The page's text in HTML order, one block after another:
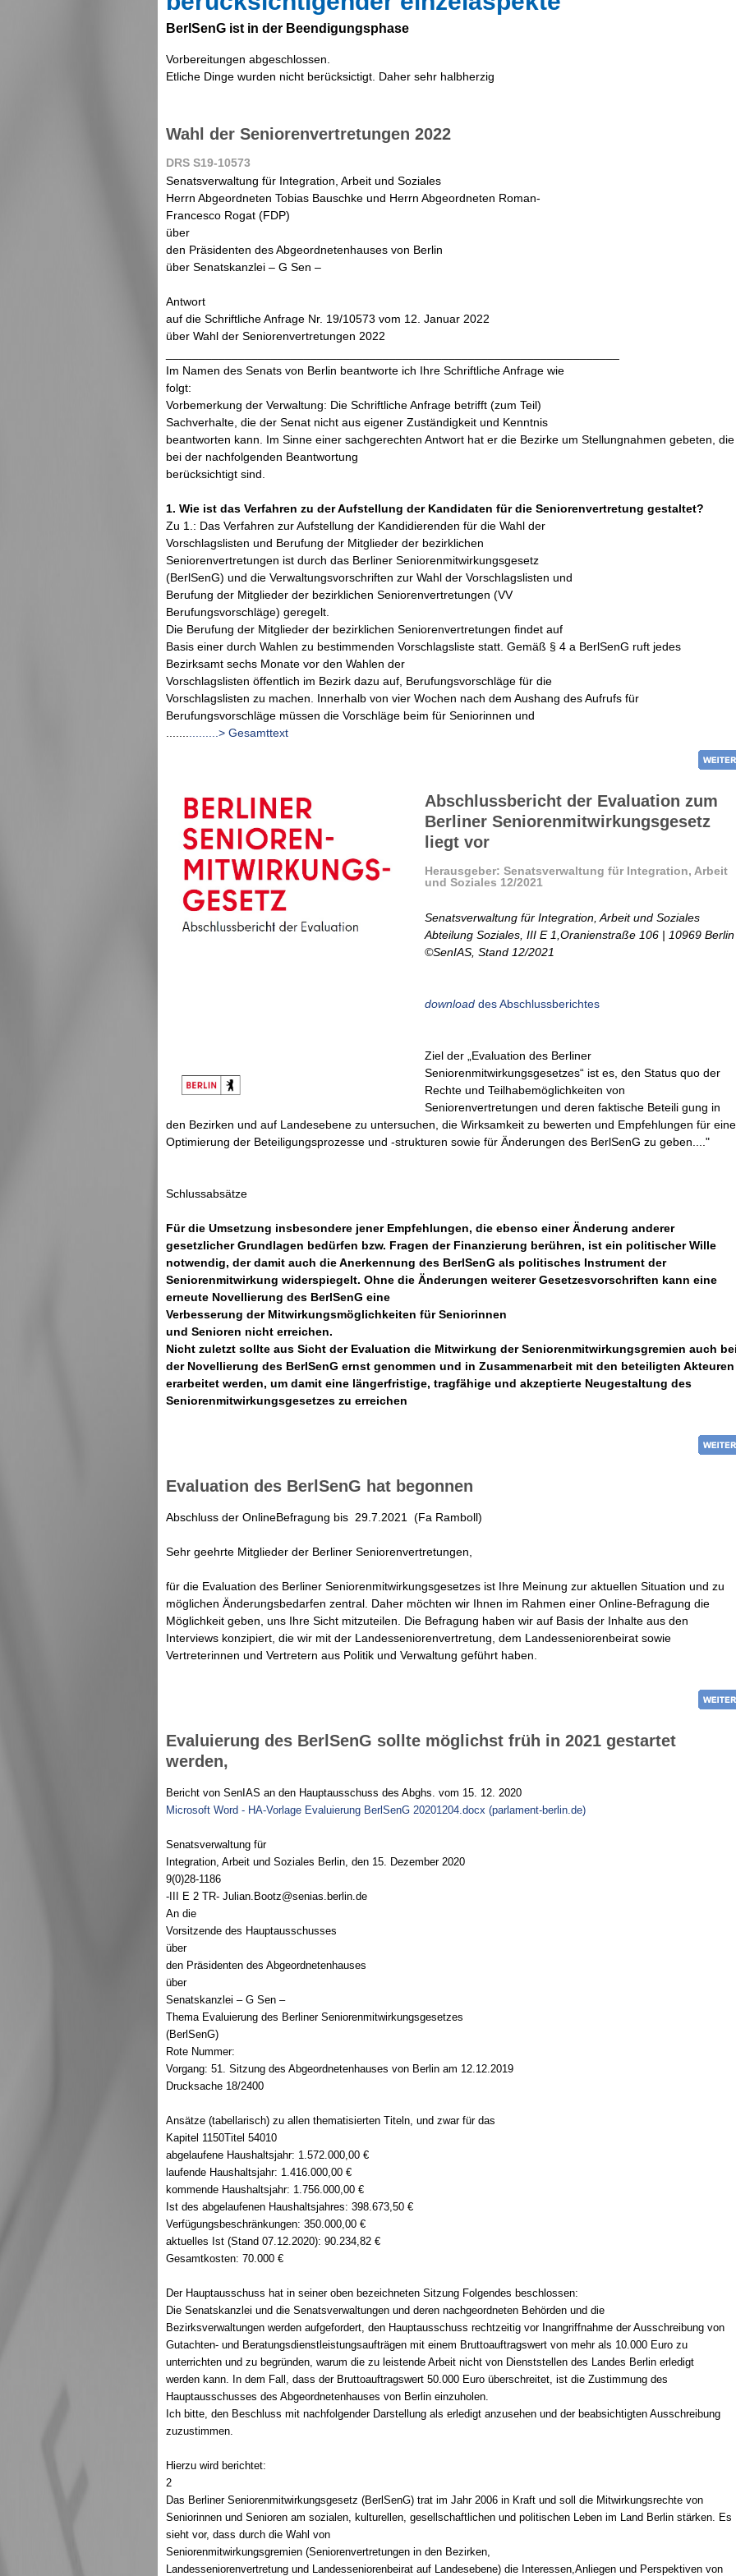
BerlSenG ist in der Beendigungsphase
Vorbereitungen abgeschlossen.
Etliche Dinge wurden nicht berücksictigt. Daher sehr halbherzig
Wahl der Seniorenvertretungen 2022
DRS S19-10573
Senatsverwaltung für Integration, Arbeit und Soziales
Herrn Abgeordneten Tobias Bauschke und Herrn Abgeordneten Roman-
Francesco Rogat (FDP)
über
den Präsidenten des Abgeordnetenhauses von Berlin
über Senatskanzlei – G Sen –
Antwort
auf die Schriftliche Anfrage Nr. 19/10573 vom 12. Januar 2022
über Wahl der Seniorenvertretungen 2022
Im Namen des Senats von Berlin beantworte ich Ihre Schriftliche Anfrage wie
folgt:
Vorbemerkung der Verwaltung: Die Schriftliche Anfrage betrifft (zum Teil)
Sachverhalte, die der Senat nicht aus eigener Zuständigkeit und Kenntnis
beantworten kann. Im Sinne einer sachgerechten Antwort hat er die Bezirke um Stellungnahmen gebeten, die
bei der nachfolgenden Beantwortung
berücksichtigt sind.
1. Wie ist das Verfahren zu der Aufstellung der Kandidaten für die Seniorenvertretung gestaltet?
Zu 1.: Das Verfahren zur Aufstellung der Kandidierenden für die Wahl der
Vorschlagslisten und Berufung der Mitglieder der bezirklichen
Seniorenvertretungen ist durch das Berliner Seniorenmitwirkungsgesetz
(BerlSenG) und die Verwaltungsvorschriften zur Wahl der Vorschlagslisten und
Berufung der Mitglieder der bezirklichen Seniorenvertretungen (VV
Berufungsvorschläge) geregelt.
Die Berufung der Mitglieder der bezirklichen Seniorenvertretungen findet auf
Basis einer durch Wahlen zu bestimmenden Vorschlagsliste statt. Gemäß § 4 a BerlSenG ruft jedes
Bezirksamt sechs Monate vor den Wahlen der
Vorschlagslisten öffentlich im Bezirk dazu auf, Berufungsvorschläge für die
Vorschlagslisten zu machen. Innerhalb von vier Wochen nach dem Aushang des Aufrufs für
Berufungsvorschläge müssen die Vorschläge beim für Seniorinnen und
.........> Gesamttext
Abschlussbericht der Evaluation zum
Berliner Seniorenmitwirkungsgesetz
liegt vor
Herausgeber: Senatsverwaltung für Integration, Arbeit
und Soziales 12/2021
Senatsverwaltung für Integration, Arbeit und Soziales
Abteilung Soziales, III E 1,Oranienstraße 106 | 10969 Berlin
©SenIAS, Stand 12/2021
download des Abschlussberichtes
Ziel der „Evaluation des Berliner
Seniorenmitwirkungsgesetzes“ ist es, den Status quo der
Rechte und Teilhabemöglichkeiten von
Seniorenvertretungen und deren faktische Beteili gung in
den Bezirken und auf Landesebene zu untersuchen, die Wirksamkeit zu bewerten und Empfehlungen für eine
Optimierung der Beteiligungsprozesse und -strukturen sowie für Änderungen des BerlSenG zu geben...."
Schlussabsätze
Für die Umsetzung insbesondere jener Empfehlungen, die ebenso einer Änderung anderer
gesetzlicher Grundlagen bedürfen bzw. Fragen der Finanzierung berühren, ist ein politischer Wille
notwendig, der damit auch die Anerkennung des BerlSenG als politisches Instrument der
Seniorenmitwirkung widerspiegelt. Ohne die Änderungen weiterer Gesetzesvorschriften kann eine
erneute Novellierung des BerlSenG eine
Verbesserung der Mitwirkungsmöglichkeiten für Seniorinnen
und Senioren nicht erreichen.
Nicht zuletzt sollte aus Sicht der Evaluation die Mitwirkung der Seniorenmitwirkungsgremien auch
der Novellierung des BerlSenG ernst genommen und in Zusammenarbeit mit den beteiligten Akteuren
erarbeitet werden, um damit eine längerfristige, tragfähige und akzeptierte Neugestaltung des
Seniorenmitwirkungsgesetzes zu erreichen
Evaluation des BerlSenG hat begonnen
Abschluss der OnlineBefragung bis 29.7.2021 (Fa Ramboll)
Sehr geehrte Mitglieder der Berliner Seniorenvertretungen,
für die Evaluation des Berliner Seniorenmitwirkungsgesetzes ist Ihre Meinung zur aktuellen Situation und zu
möglichen Änderungsbedarfen zentral. Daher möchten wir Ihnen im Rahmen einer Online-Befragung die
Möglichkeit geben, uns Ihre Sicht mitzuteilen. Die Befragung haben wir auf Basis der Inhalte aus den
Interviews konzipiert, die wir mit der Landesseniorenvertretung, dem Landesseniorenbeirat sowie
Vertreterinnen und Vertretern aus Politik und Verwaltung geführt haben.
Evaluierung des BerlSenG sollte möglichst früh in 2021 gestartet
werden,
Bericht von SenIAS an den Hauptausschuss des Abghs. vom 15. 12. 2020
Microsoft Word - HA-Vorlage Evaluierung BerlSenG 20201204.docx (parlament-berlin.de)
Senatsverwaltung für
Integration, Arbeit und Soziales Berlin, den 15. Dezember 2020
9(0)28-1186
-III E 2 TR- Julian.Bootz@senias.berlin.de
An die
Vorsitzende des Hauptausschusses
über
den Präsidenten des Abgeordnetenhauses
über
Senatskanzlei – G Sen –
Thema Evaluierung des Berliner Seniorenmitwirkungsgesetzes
(BerlSenG)
Rote Nummer:
Vorgang: 51. Sitzung des Abgeordnetenhauses von Berlin am 12.12.2019
Drucksache 18/2400
Ansätze (tabellarisch) zu allen thematisierten Titeln, und zwar für das
Kapitel 1150Titel 54010
abgelaufene Haushaltsjahr: 1.572.000,00 €
laufende Haushaltsjahr: 1.416.000,00 €
kommende Haushaltsjahr: 1.756.000,00 €
Ist des abgelaufenen Haushaltsjahres: 398.673,50 €
Verfügungsbeschränkungen: 350.000,00 €
aktuelles Ist (Stand 07.12.2020): 90.234,82 €
Gesamtkosten: 70.000 €
Der Hauptausschuss hat in seiner oben bezeichneten Sitzung Folgendes beschlossen:
Die Senatskanzlei und die Senatsverwaltungen und deren nachgeordneten Behörden und die
Bezirksverwaltungen werden aufgefordert, den Hauptausschuss rechtzeitig vor Inangriffnahme der Ausschreibung von
Gutachten- und Beratungsdienstleistungsaufträgen mit einem Bruttoauftragswert von mehr als 10.000 Euro zu
unterrichten und zu begründen, warum die zu leistende Arbeit nicht von Dienststellen des Landes Berlin erledigt
werden kann. In dem Fall, dass der Bruttoauftragswert 50.000 Euro überschreitet, ist die Zustimmung des
Hauptausschusses des Abgeordnetenhauses von Berlin einzuholen.
Ich bitte, den Beschluss mit nachfolgender Darstellung als erledigt anzusehen und der beabsichtigten Ausschreibung
zuzustimmen.
Hierzu wird berichtet:
2
Das Berliner Seniorenmitwirkungsgesetz (BerlSenG) trat im Jahr 2006 in Kraft und soll die Mitwirkungsrechte von
Seniorinnen und Senioren am sozialen, kulturellen, gesellschaftlichen und politischen Leben im Land Berlin stärken. Es
sieht vor, dass durch die Wahl von
Seniorenmitwirkungsgremien (Seniorenvertretungen in den Bezirken,
Landesseniorenvertretung und Landesseniorenbeirat auf Landesebene) die Interessen,Anliegen und Perspektiven von